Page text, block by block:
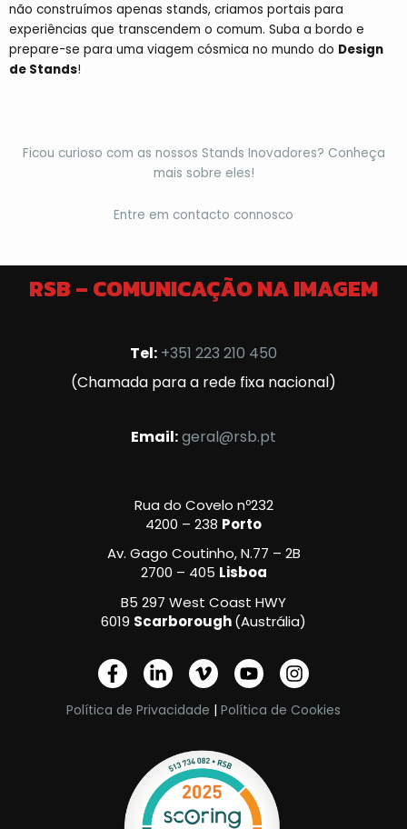
não construímos apenas stands, criamos portais para
experiências que transcendem o comum. Suba a bordo e
prepare-se para uma viagem cósmica no mundo do Design
de Stands!
Ficou curioso com as nossos Stands Inovadores? Conheça
mais sobre eles!
Entre em contacto connosco
RSB – COMUNICAÇÃO NA IMAGEM
Tel: +351 223 210 450
(Chamada para a rede fixa nacional)
Email:geral@rsb.pt
Rua do Covelo nº232
4200 – 238 Porto
Av. Gago Coutinho, N.77 – 2B
2700 – 405 Lisboa
B5 297 West Coast HWY
6019 Scarborough(Austrália)
F
a
c
e
L
i
n
k
d
n
-
V
i
m
e
-
v
Y
o
u
t
b
e
I
n
s
t
Política de Privacidade | Política de Cookies